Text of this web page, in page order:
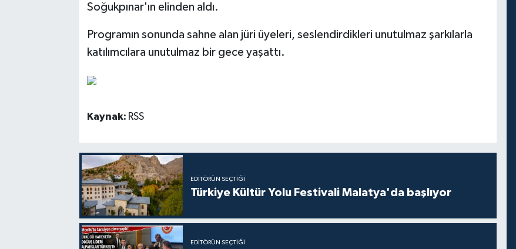
Soğukpınar'ın elinden aldı.
Programın sonunda sahne alan jüri üyeleri, seslendirdikleri unutulmaz şarkılarla
katılımcılara unutulmaz bir gece yaşattı.
Kaynak: RSS
EDITÖRÜN SEÇTIĞI
Türkiye Kültür Yolu Festivali Malatya'da başlıyor
EDITÖRÜN SEÇTIĞI